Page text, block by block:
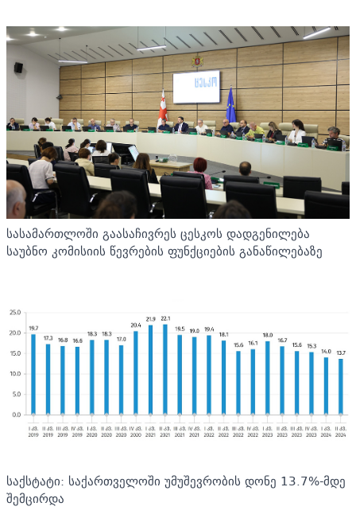
სასამართლოში გაასაჩივრეს ცესკოს დადგენილება
საუბნო კომისიის წევრების ფუნქციების განაწილებაზე
საქსტატი: საქართველოში უმუშევრობის დონე 13.7%-მდე
შემცირდა